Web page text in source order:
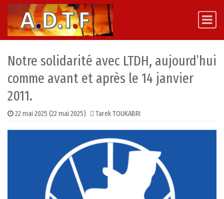
Skip to content
Main Navigation
Notre solidarité avec LTDH, aujourd’hui
comme avant et après le 14 janvier
2011.
22 mai 2025 (22 mai 2025) Tarek TOUKABRI